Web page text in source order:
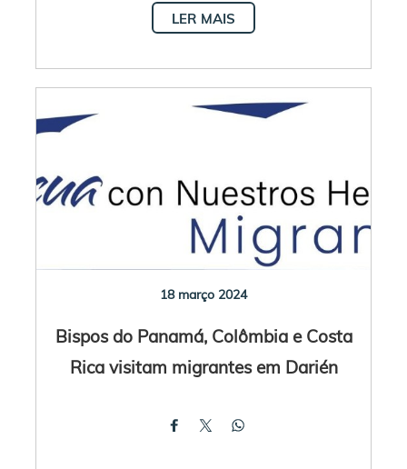
LER MAIS
18 março 2024
Bispos do Panamá, Colômbia e Costa
Rica visitam migrantes em Darién